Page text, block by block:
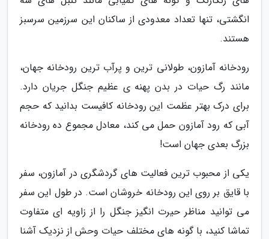
انگشتی، تنها تعداد معدودی از ساکنان این سرزمین سرسبز
هستند.
رودخانه آمازون، طولانی ترین و پرآب ترین رودخانه جهان،
مانند رگ حیات در بدن پهنه ی عظیم جنگل جریان دارد.
برای درک بهتر عظمت این رودخانه کافیست بدانید که حجم
آبی که رود آمازون حمل می کند، معادل مجموع ده رودخانه
بزرگ بعدی جهان است!
یکی از محبوب ترین فعالیت های گردشگری در آمازون، سفر
با قایق بر روی این رودخانه خروشان است. در طول این سفر
می توانید مناظر حیرت انگیز جنگل را از زاویه ای متفاوت
تماشا کنید، با گونه های مختلف حیات وحش از نزدیک آشنا